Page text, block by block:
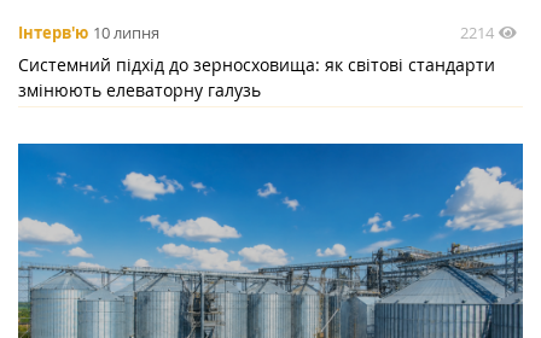
Інтерв'ю 10 липня 2214
Системний підхід до зерносховища: як світові стандарти
змінюють елеваторну галузь